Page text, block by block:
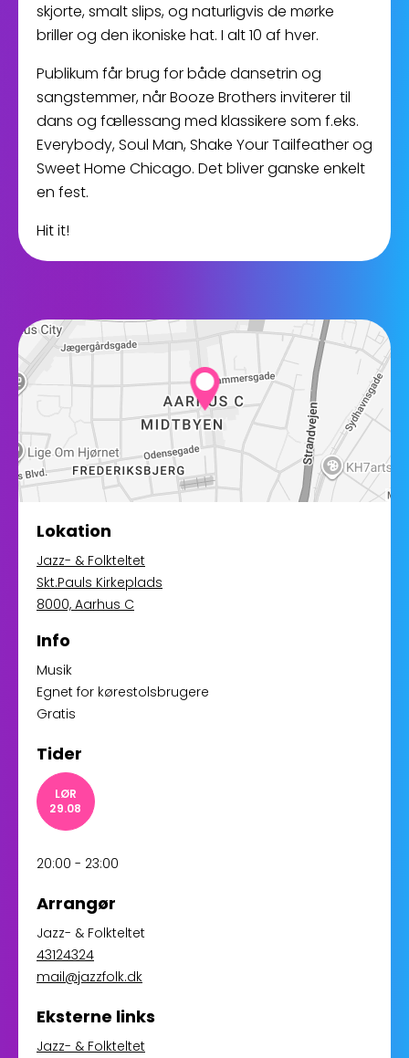
skjorte, smalt slips, og naturligvis de mørke
briller og den ikoniske hat. I alt 10 af hver.
Publikum får brug for både dansetrin og
sangstemmer, når Booze Brothers inviterer til
dans og fællessang med klassikere som f.eks.
Everybody, Soul Man, Shake Your Tailfeather og
Sweet Home Chicago. Det bliver ganske enkelt
en fest.
Hit it!
Lokation
Jazz- & Folkteltet
Skt.Pauls Kirkeplads
8000, Aarhus C
Info
Musik
Egnet for kørestolsbrugere
Gratis
Tider
LØR
29.08
20:00 - 23:00
Arrangør
Jazz- & Folkteltet
43124324
mail@jazzfolk.dk
Eksterne links
Jazz- & Folkteltet